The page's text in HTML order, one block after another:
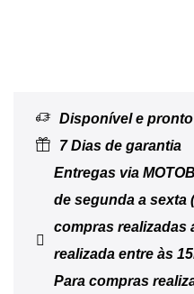
Disponível e
7 Dias de garantia
Entregas via
de segunda a sexta
compras realizadas
realizada entre às
Para compras